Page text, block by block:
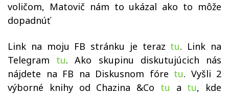
voličom, Matovič nám to ukázal ako to môže
dopadnúť
Link na moju FB stránku je teraz tu. Link na
Telegram tu. Ako skupinu diskutujúcich nás
nájdete na FB na Diskusnom fóre tu. Vyšli 2
výborné knihy od Chazina &Co tu a tu, kde